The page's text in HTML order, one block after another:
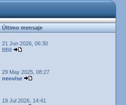
Último mensaje
21 Jun 2026, 06:30
BB8
29 May 2025, 08:27
neovise
19 Jul 2026, 14:41